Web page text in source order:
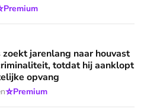
Premium
naar houvast in drugs en
jarenlang naar houvast
totdat hij aanklopt
opvang
⭐Premium